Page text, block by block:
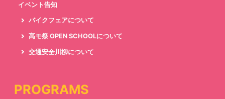
イベント告知
バイクフェアについて
高モ祭 OPEN SCHOOLについて
交通安全川柳について
PROGRAMS